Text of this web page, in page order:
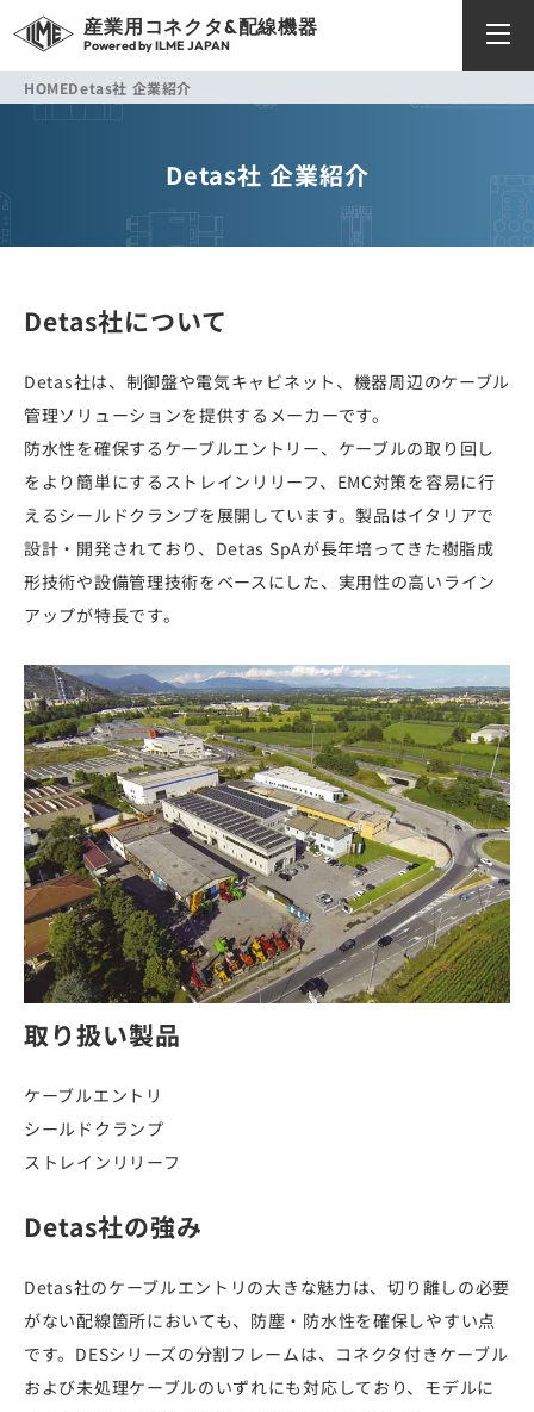
産業用コネクタ&配線機器
Powered by ILME JAPAN
HOMEDetas社 企業紹介
Detas社 企業紹介
Detas社について
Detas社は、制御盤や電気キャビネット、機器周辺のケーブル
管理ソリューションを提供するメーカーです。
防水性を確保するケーブルエントリー、ケーブルの取り回し
をより簡単にするストレインリリーフ、EMC対策を容易に行
えるシールドクランプを展開しています。製品はイタリアで
設計・開発されており、Detas SpAが長年培ってきた樹脂成
形技術や設備管理技術をベースにした、実用性の高いライン
アップが特長です。
取り扱い製品
ケーブルエントリ
シールドクランプ
ストレインリリーフ
Detas社の強み
Detas社のケーブルエントリの大きな魅力は、切り離しの必要
がない配線箇所においても、防塵・防水性を確保しやすい点
です。DESシリーズの分割フレームは、コネクタ付きケーブル
および未処理ケーブルのいずれにも対応しており、モデルに